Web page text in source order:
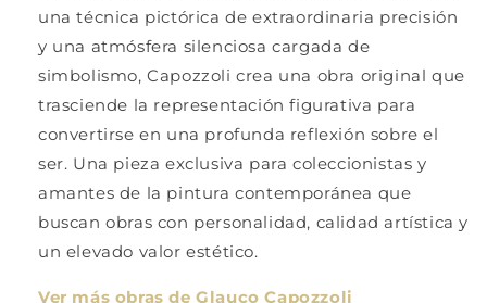
una técnica pictórica de extraordinaria precisión
y una atmósfera silenciosa cargada de
simbolismo, Capozzoli crea una obra original que
trasciende la representación figurativa para
convertirse en una profunda reflexión sobre el
ser. Una pieza exclusiva para coleccionistas y
amantes de la pintura contemporánea que
buscan obras con personalidad, calidad artística y
un elevado valor estético.
Ver más obras de Glauco Capozzoli